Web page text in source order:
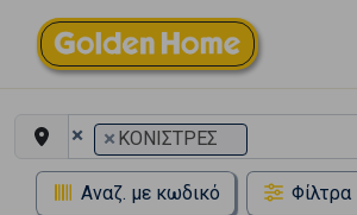
× × ΚΟΝΙΣΤΡΕΣ
Αναζ. με κωδικό Φίλτρα